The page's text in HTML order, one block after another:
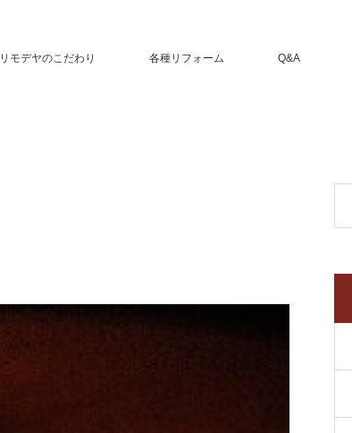
リモデヤのこだわり 各種リフォーム Q&A